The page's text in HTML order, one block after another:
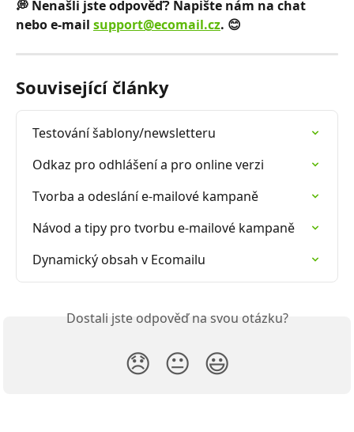
💭 Nenašli jste odpověď? Napište nám na chat
nebo e-mail support@ecomail.cz. 😊
Související články
Testování šablony/newsletteru
Odkaz pro odhlášení a pro online verzi
Tvorba a odeslání e-mailové kampaně
Návod a tipy pro tvorbu e-mailové kampaně
Dynamický obsah v Ecomailu
Dostali jste odpověď na svou otázku?
😞 😐 😃